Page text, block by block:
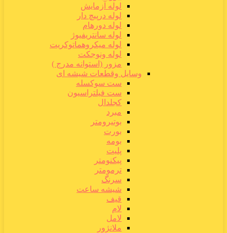
لوله آزمایش
لوله درپیچ دار
لوله دورهام
لوله سانتریفیوژ
لوله میکروهماتوکریت
لوله ونوجکت
مزور (استوانه مدرج )
وسایل وقطعات شیشه ای
ست سوکسله
ست فیلتراسیون
کجلدال
مبرد
بوتیرومتر
بورت
بومه
پلیت
پیکنومتر
ترمومتر
سرنگ
شیشه ساعت
قیف
لام
لامل
ملانژور